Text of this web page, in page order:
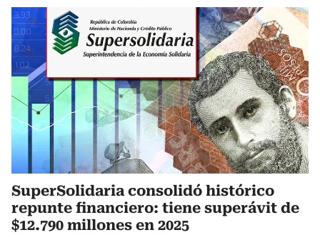
SuperSolidaria consolidó histórico
repunte financiero: tiene superávit de
$12.790 millones en 2025